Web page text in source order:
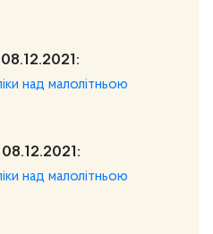
над малолітньою
над малолітньою